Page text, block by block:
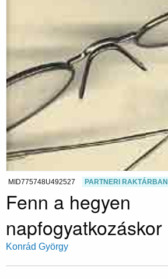
MID775748U492527 PARTNERI RAKTÁRBAN
Fenn a hegyen
napfogyatkozáskor
Konrád György